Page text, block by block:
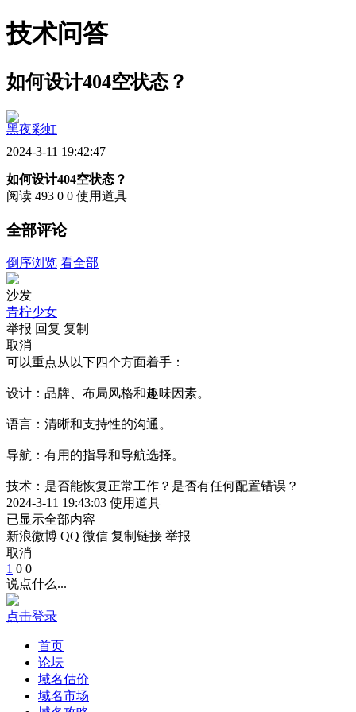
技术问答
如何设计404空状态？
黑夜彩虹
2024-3-11 19:42:47
如何设计404空状态？
阅读 493 0 0 使用道具
全部评论
倒序浏览 看全部
沙发
青柠少女
举报 回复 复制
取消
可以重点从以下四个方面着手：
设计：品牌、布局风格和趣味因素。
语言：清晰和支持性的沟通。
导航：有用的指导和导航选择。
技术：是否能恢复正常工作？是否有任何配置错误？
2024-3-11 19:43:03 使用道具
已显示全部内容
新浪微博 QQ 微信 复制链接 举报
取消
1 0 0
说点什么...
点击登录
首页
论坛
域名估价
域名市场